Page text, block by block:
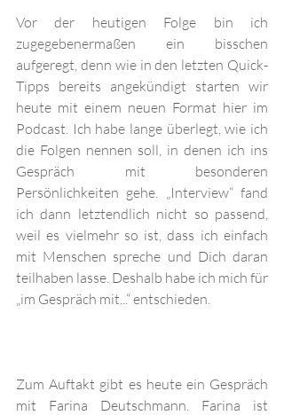
Vor der heutigen Folge bin ich
zugegebenermaßen ein bisschen
aufgeregt, denn wie in den letzten Quick-
Tipps bereits angekündigt starten wir
heute mit einem neuen Format hier im
Podcast. Ich habe lange überlegt, wie ich
die Folgen nennen soll, in denen ich ins
Gespräch mit besonderen
Persönlichkeiten gehe. „Interview“ fand
ich dann letztendlich nicht so passend,
weil es vielmehr so ist, dass ich einfach
mit Menschen spreche und Dich daran
teilhaben lasse. Deshalb habe ich mich für
„im Gespräch mit...“ entschieden.
Zum Auftakt gibt es heute ein Gespräch
mit Farina Deutschmann. Farina ist